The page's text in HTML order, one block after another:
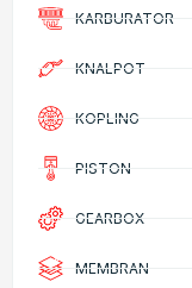
KARBURATOR
KNALPOT
KOPLING
PISTON
GEARBOX
MEMBRAN